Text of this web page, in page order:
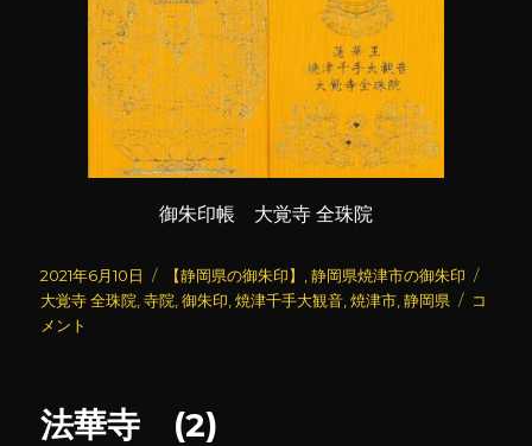
御朱印帳 大覚寺 全珠院
投
稿
日:
2021年6月10日
カ
テ
【静岡県の御朱印】 ,静岡県焼津市の御朱印
大覚寺 全珠院 ,寺院 ,御朱印 ,焼津千手大観音 ,焼津市 ,静岡県
大
コ
メント
法華寺 (2)